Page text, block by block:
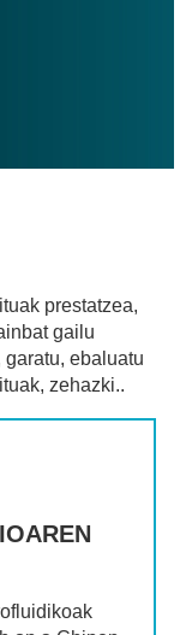
prestatzea,
gailu
ebaluatu
zehazki..